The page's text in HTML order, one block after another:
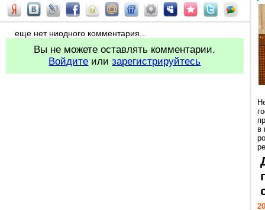
еще нет ниодного комментария...
Вы не можете оставлять комментарии.
Войдите илизарегистрируйтесь
в